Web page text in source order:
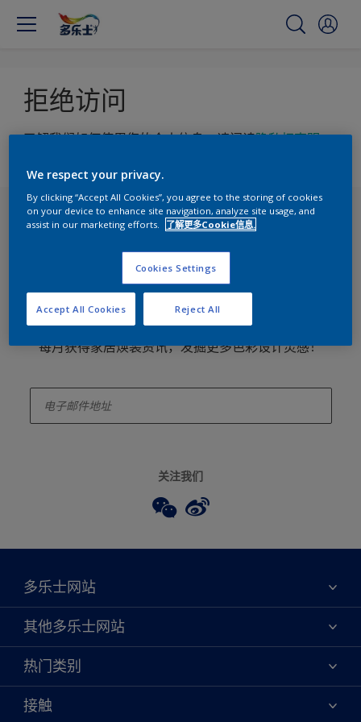
拒绝访问
了解我们如何使用您的个人信息，请阅读隐私权声明.
订阅《多乐士每月通讯》
每月获得家居焕装资讯，发掘更多色彩设计灵感！
关注我们
多乐士网站
关于我们
联系我们
查找店铺
其他多乐士网站
焕新服务
多乐士专业
天猫官方旗舰店
热门类别
颜色
接触
We respect your privacy.
By clicking “Accept All Cookies”, you agree to the storing of cookies
on your device to enhance site navigation, analyze site usage, and
assist in our marketing efforts.
了解更多Cookie信息.
Cookies Settings
Reject All
Accept All Cookies